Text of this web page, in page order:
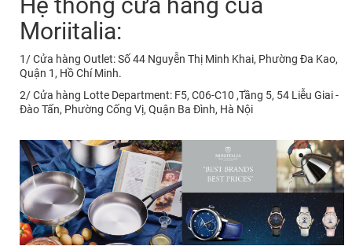
Moriitalia:
1/ Cửa hàng Outlet: Số 44 Nguyễn Thị Minh Khai, Phường Đa Kao,
Quận 1, Hồ Chí Minh.
2/ Cửa hàng Lotte Department: F5, C06-C10 ,Tầng 5, 54 Liễu Giai -
Đào Tấn, Phường Cống Vị, Quận Ba Đình, Hà Nội